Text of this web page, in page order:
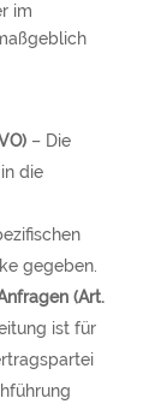
im
– Die
die
gegeben.
(Art.
ist für